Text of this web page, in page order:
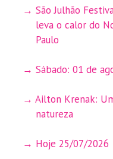
São Julhão
leva o calor do
Paulo
Sábado: 01 de
Ailton Krenak:
natureza
Hoje 25/07/2026